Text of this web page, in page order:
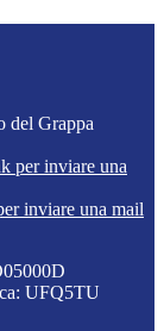
del Grappa
per inviare una
inviare una mail
UFQ5TU